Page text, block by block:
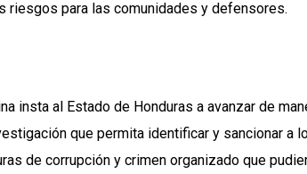
riesgos para las comunidades y defensores.
insta al Estado de Honduras a avanzar de
que permita identificar y sancionar a
de corrupción y crimen organizado que